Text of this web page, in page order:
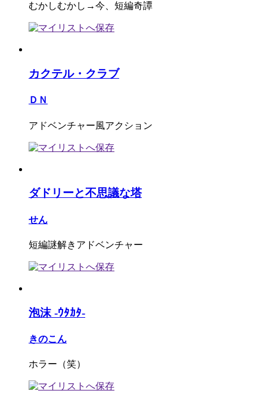
むかしむかし→今、短編奇譚
カクテル・クラブ
ＤＮ
アドベンチャー風アクション
ダドリーと不思議な塔
せん
短編謎解きアドベンチャー
泡沫 -ｳﾀｶﾀ-
きのこん
ホラー（笑）